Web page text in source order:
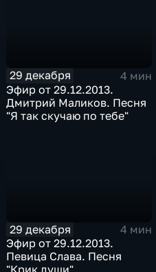
29 декабря
4 мин
Эфир от 29.12.2013.
Дмитрий Маликов. Песня
"Я так скучаю по тебе"
29 декабря
4 мин
Эфир от 29.12.2013.
Певица Слава. Песня